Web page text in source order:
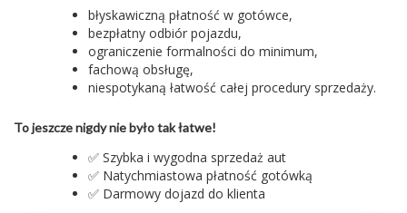
błyskawiczną płatność w gotówce,
bezpłatny odbiór pojazdu,
ograniczenie formalności do minimum,
fachową obsługę,
niespotykaną łatwość całej procedury sprzedaży.
To jeszcze nigdy nie było tak łatwe!
✅ Szybka i wygodna sprzedaż aut
✅ Natychmiastowa płatność gotówką
✅ Darmowy dojazd do klienta